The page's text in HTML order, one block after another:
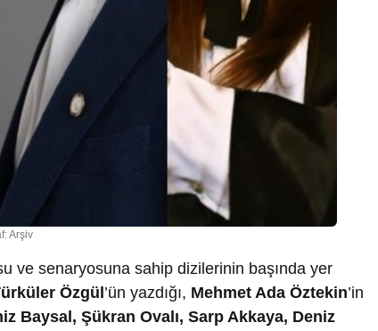
Arşiv
ve senaryosuna sahip dizilerinin başında yer
Özgül ’ün yazdığı, Mehmet Ada Öztekin’in
Baysal, Şükran Ovalı, Sarp Akkaya, Deniz